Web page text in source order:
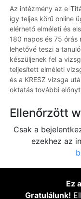
Az intézmény az e-
így teljes körű online
elérhető elméleti és
180 napos és 75
lehetővé teszi a
készüljenek fel a
teljesített elméleti
és a KRESZ vizsga
oktatás további
Ellenőrzött
Csak a
ezekhez az
Ez
Gratulálunk!